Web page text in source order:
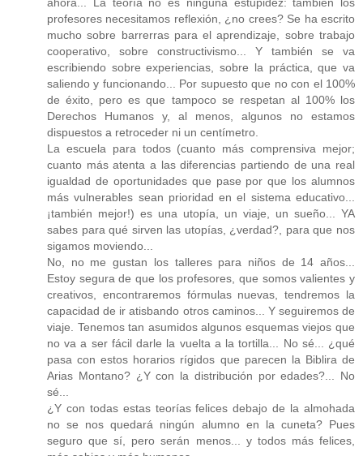
ahora... La teoría no es ninguna estupidez: tambien los
profesores necesitamos reflexión, ¿no crees? Se ha escrito
mucho sobre barrerras para el aprendizaje, sobre trabajo
cooperativo, sobre constructivismo... Y también se va
escribiendo sobre experiencias, sobre la práctica, que va
saliendo y funcionando... Por supuesto que no con el 100%
de éxito, pero es que tampoco se respetan al 100% los
Derechos Humanos y, al menos, algunos no estamos
dispuestos a retroceder ni un centímetro.
La escuela para todos (cuanto más comprensiva mejor;
cuanto más atenta a las diferencias partiendo de una real
igualdad de oportunidades que pase por que los alumnos
más vulnerables sean prioridad en el sistema educativo...
¡también mejor!) es una utopía, un viaje, un sueño... YA
sabes para qué sirven las utopías, ¿verdad?, para que nos
sigamos moviendo...
No, no me gustan los talleres para niños de 14 años...
Estoy segura de que los profesores, que somos valientes y
creativos, encontraremos fórmulas nuevas, tendremos la
capacidad de ir atisbando otros caminos... Y seguiremos de
viaje. Tenemos tan asumidos algunos esquemas viejos que
no va a ser fácil darle la vuelta a la tortilla... No sé... ¿qué
pasa con estos horarios rígidos que parecen la Biblira de
Arias Montano? ¿Y con la distribución por edades?... No
sé...
¿Y con todas estas teorías felices debajo de la almohada
no se nos quedará ningún alumno en la cuneta? Pues
seguro que sí, pero serán menos... y todos más felices,